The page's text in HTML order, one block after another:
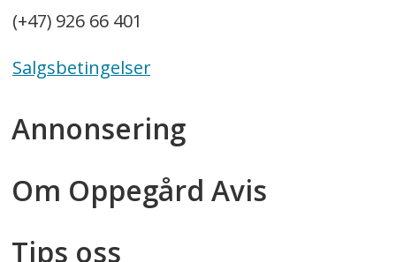
(+47) 926 66 401
Salgsbetingelser
Annonsering
Om Oppegård Avis
Tips oss